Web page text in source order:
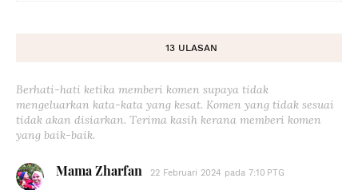
13 ULASAN
Berhati-hati ketika memberi komen supaya tidak
mengeluarkan kata-kata yang kesat. Komen yang tidak sesuai
tidak akan disiarkan. Terima kasih kerana memberi komen
yang baik-baik.
Mama Zharfan 22 Februari 2024 pada 7:10 PTG